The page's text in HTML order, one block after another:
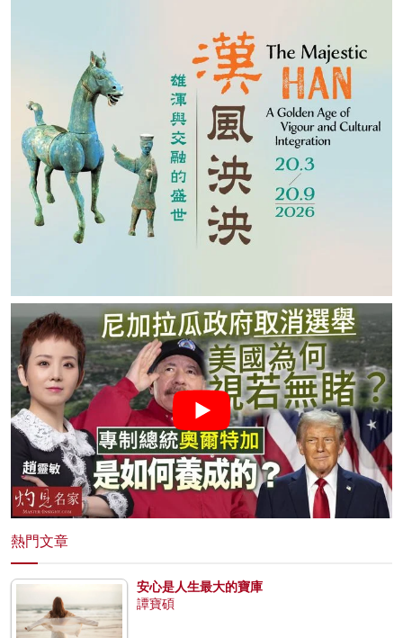
熱門文章
安心是人生最大的寶庫
譚寶碩